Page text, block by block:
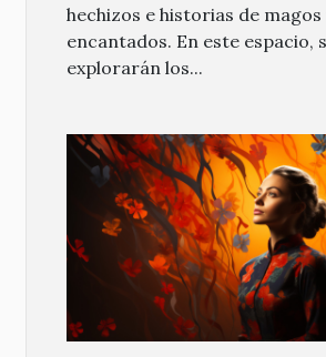
hechizos e historias de magos
encantados. En este espacio,
explorarán los...